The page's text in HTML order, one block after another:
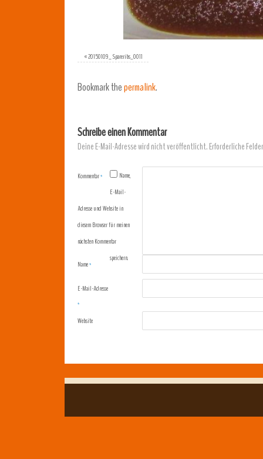
«20150109_ Spareribs_0011
Bookmark thepermalink.
Schreibe einen Kommentar
Deine E-Mail-Adresse wird nicht veröffentlicht.Erforderliche
Kommentar*
Name*
E-Mail-Adresse
*
Website
Name,
E-Mail-
Adresse und Website in
diesem Browser für meinen
nächsten Kommentar
speichern.